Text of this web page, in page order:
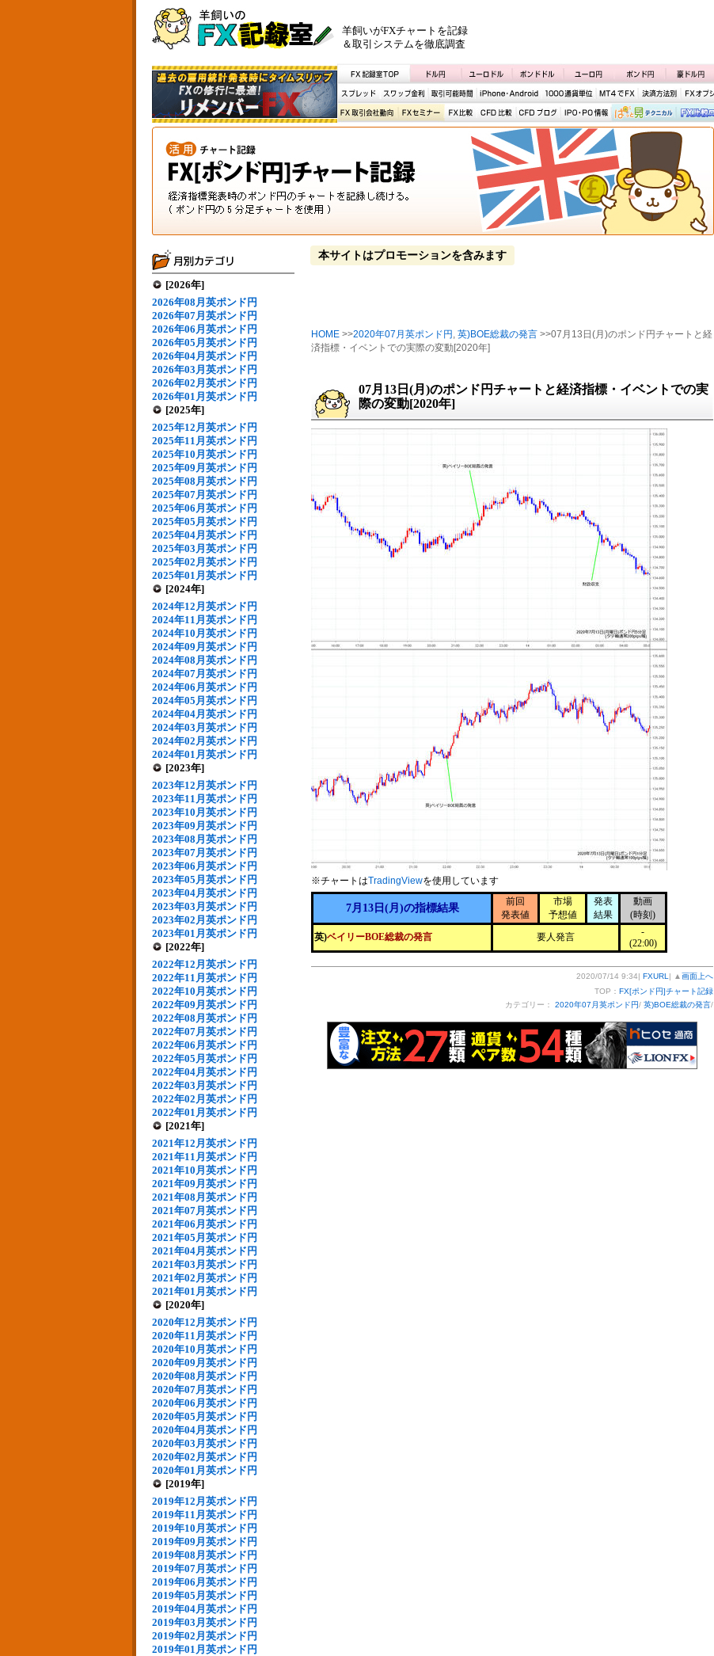
羊飼いがFXチャートを記録
＆取引システムを徹底調査
[2026年]
2026年08月英ポンド円
2026年07月英ポンド円
2026年06月英ポンド円
2026年05月英ポンド円
2026年04月英ポンド円
2026年03月英ポンド円
2026年02月英ポンド円
2026年01月英ポンド円
[2025年]
2025年12月英ポンド円
2025年11月英ポンド円
2025年10月英ポンド円
2025年09月英ポンド円
2025年08月英ポンド円
2025年07月英ポンド円
2025年06月英ポンド円
2025年05月英ポンド円
2025年04月英ポンド円
2025年03月英ポンド円
2025年02月英ポンド円
2025年01月英ポンド円
[2024年]
2024年12月英ポンド円
2024年11月英ポンド円
2024年10月英ポンド円
2024年09月英ポンド円
2024年08月英ポンド円
2024年07月英ポンド円
2024年06月英ポンド円
2024年05月英ポンド円
2024年04月英ポンド円
2024年03月英ポンド円
2024年02月英ポンド円
2024年01月英ポンド円
[2023年]
2023年12月英ポンド円
2023年11月英ポンド円
2023年10月英ポンド円
2023年09月英ポンド円
2023年08月英ポンド円
2023年07月英ポンド円
2023年06月英ポンド円
2023年05月英ポンド円
2023年04月英ポンド円
2023年03月英ポンド円
2023年02月英ポンド円
2023年01月英ポンド円
[2022年]
2022年12月英ポンド円
2022年11月英ポンド円
2022年10月英ポンド円
2022年09月英ポンド円
2022年08月英ポンド円
2022年07月英ポンド円
2022年06月英ポンド円
2022年05月英ポンド円
2022年04月英ポンド円
2022年03月英ポンド円
2022年02月英ポンド円
2022年01月英ポンド円
[2021年]
2021年12月英ポンド円
2021年11月英ポンド円
2021年10月英ポンド円
2021年09月英ポンド円
2021年08月英ポンド円
2021年07月英ポンド円
2021年06月英ポンド円
2021年05月英ポンド円
2021年04月英ポンド円
2021年03月英ポンド円
2021年02月英ポンド円
2021年01月英ポンド円
[2020年]
2020年12月英ポンド円
2020年11月英ポンド円
2020年10月英ポンド円
2020年09月英ポンド円
2020年08月英ポンド円
2020年07月英ポンド円
2020年06月英ポンド円
2020年05月英ポンド円
2020年04月英ポンド円
2020年03月英ポンド円
2020年02月英ポンド円
2020年01月英ポンド円
[2019年]
2019年12月英ポンド円
2019年11月英ポンド円
2019年10月英ポンド円
2019年09月英ポンド円
2019年08月英ポンド円
2019年07月英ポンド円
2019年06月英ポンド円
2019年05月英ポンド円
2019年04月英ポンド円
2019年03月英ポンド円
2019年02月英ポンド円
2019年01月英ポンド円
本サイトはプロモーションを含みます
HOME >>2020年07月英ポンド円 , 英)BOE総裁の発言 >>07月13日(月)のポンド円チャートと経
済指標・イベントでの実際の変動[2020年]
07月13日(月)のポンド円チャートと経済指標・イベントでの実
際の変動[2020年]
※チャートはTradingViewを使用しています
7月13日(月)の指標結果
前回
発表値
市場
予想値
発表
結果
動画
(時刻)
英)ベイリーBOE総裁の発言 要人発言
-
(22:00)
2020/07/14 9:34| FXURL | ▲ 画面上へ
TOP： FX[ポンド円]チャート記録
カテゴリー： 2020年07月英ポンド円/ 英)BOE総裁の発言/